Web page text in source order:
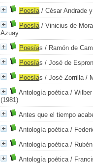
Poesía/ César Andrade
Poesía/ Vinicius de
Azuay
Poesías / Ramón de
Poesías / José de
Poesías / José Zorrilla/
Antología poética/ Wilber
(1981)
Antes que el tiempo
Antología poética/
Antología poética/
Antología poética/